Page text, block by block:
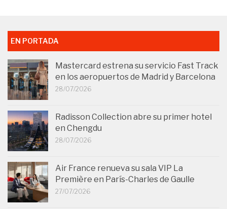
EN PORTADA
Mastercard estrena su servicio Fast Track
en los aeropuertos de Madrid y Barcelona
28/07/2026
Radisson Collection abre su primer hotel
en Chengdu
28/07/2026
Air France renueva su sala VIP La
Première en París-Charles de Gaulle
27/07/2026